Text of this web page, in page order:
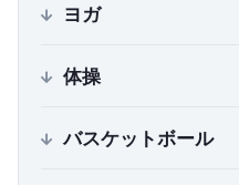
ヨガ
体操
バスケットボール